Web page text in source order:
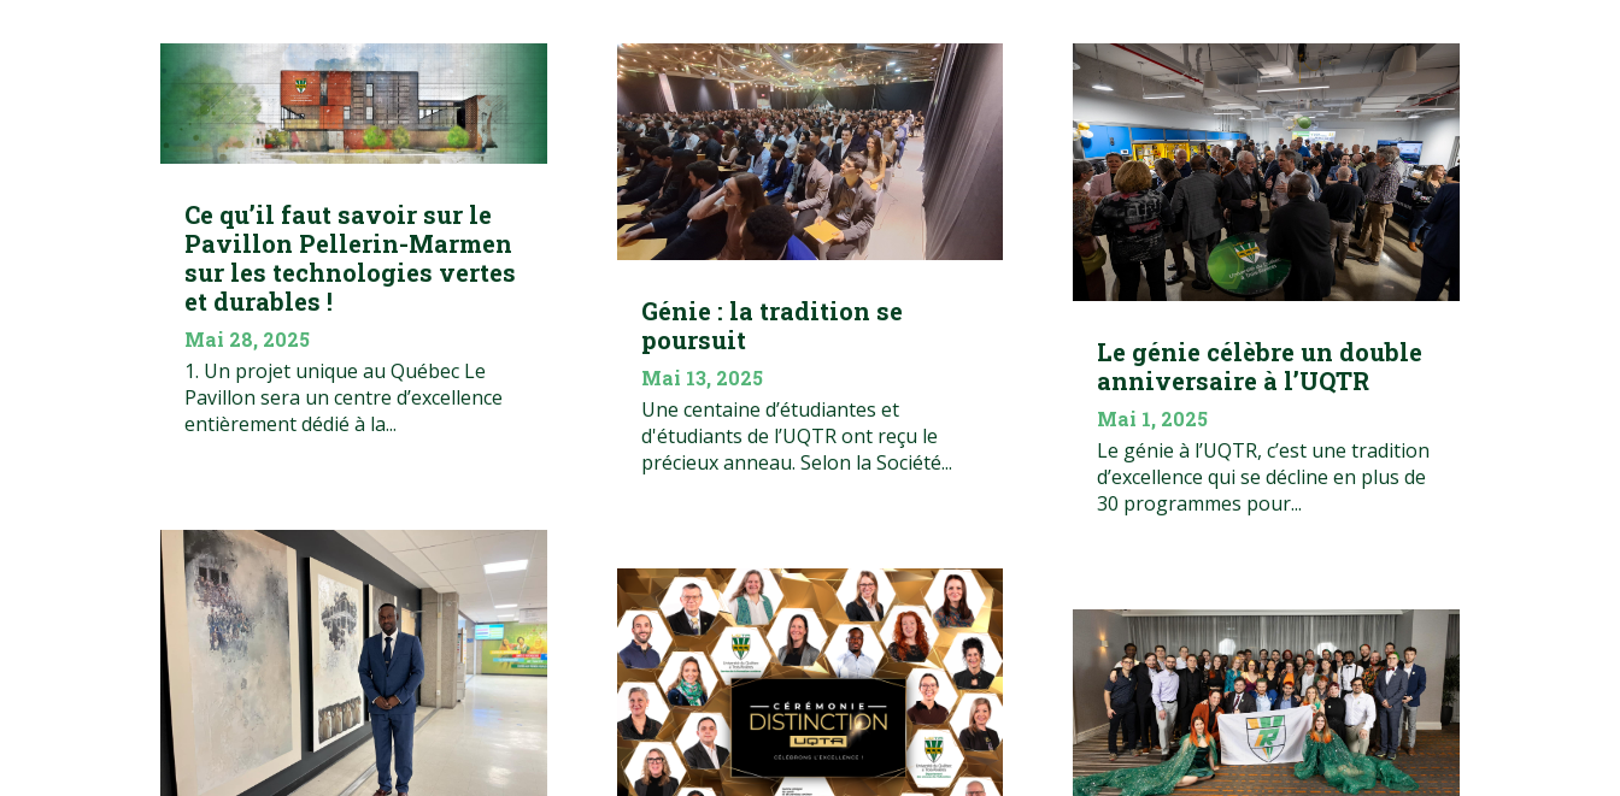
Ce qu’il faut savoir sur le
Pavillon Pellerin-Marmen
sur les technologies vertes
et durables !
Mai 28, 2025
1. Un projet unique au Québec Le
Pavillon sera un centre d’excellence
entièrement dédié à la...
Génie : la tradition se
poursuit
Mai 13, 2025
Une centaine d’étudiantes et
d'étudiants de l’UQTR ont reçu le
précieux anneau. Selon la Société...
Le génie célèbre un double
anniversaire à l’UQTR
Mai 1, 2025
Le génie à l’UQTR, c’est une tradition
d’excellence qui se décline en plus de
30 programmes pour...